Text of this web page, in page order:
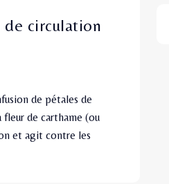
de circulation
de pétales de
de carthame (ou
et agit contre les